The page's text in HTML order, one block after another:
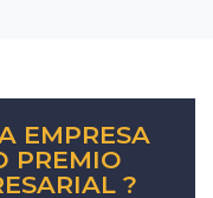
EMPRESA
PREMIO
?